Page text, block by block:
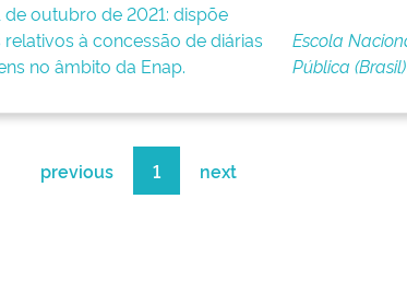
de outubro de 2021: dispõe
à concessão de diárias
no âmbito da Enap.
Escola
Pública (Brasil)
previous 1 next